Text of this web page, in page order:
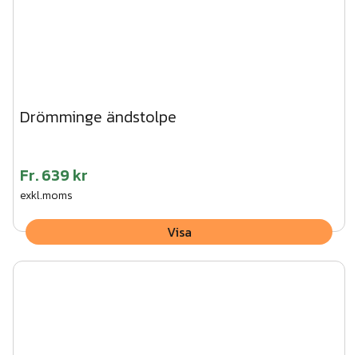
Drömminge ändstolpe
Fr.639 kr
exkl.moms
Visa